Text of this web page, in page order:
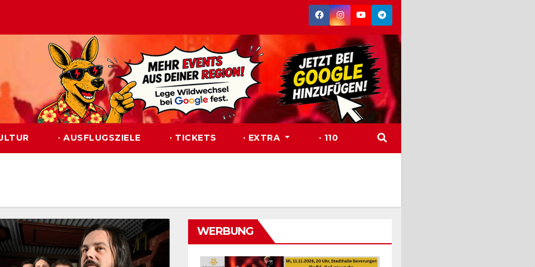
· AUSFLUGSZIELE · TICKETS · EXTRA · 110
WERBUNG